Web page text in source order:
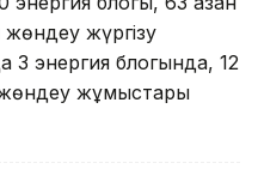
жүргізу
3 энергия блогында, 12
жөндеу жұмыстары